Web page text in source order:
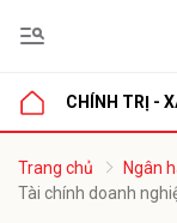
CHÍNH TRỊ -
Trang chủ
Ngân
Tài chính doanh
luận